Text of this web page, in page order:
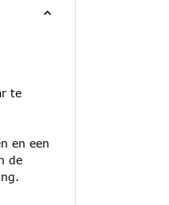
te
en een
de